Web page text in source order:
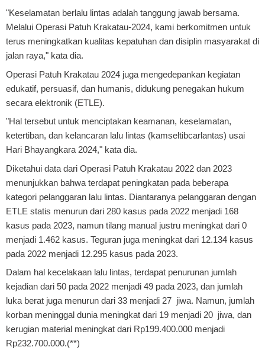
"Keselamatan berlalu lintas adalah tanggung jawab bersama.
Melalui Operasi Patuh Krakatau-2024, kami berkomitmen untuk
terus meningkatkan kualitas kepatuhan dan disiplin masyarakat di
jalan raya," kata dia.
Operasi Patuh Krakatau 2024 juga mengedepankan kegiatan
edukatif, persuasif, dan humanis, didukung penegakan hukum
secara elektronik (ETLE).
"Hal tersebut untuk menciptakan keamanan, keselamatan,
ketertiban, dan kelancaran lalu lintas (kamseltibcarlantas) usai
Hari Bhayangkara 2024," kata dia.
Diketahui data dari Operasi Patuh Krakatau 2022 dan 2023
menunjukkan bahwa terdapat peningkatan pada beberapa
kategori pelanggaran lalu lintas. Diantaranya pelanggaran dengan
ETLE statis menurun dari 280 kasus pada 2022 menjadi 168
kasus pada 2023, namun tilang manual justru meningkat dari 0
menjadi 1.462 kasus. Teguran juga meningkat dari 12.134 kasus
pada 2022 menjadi 12.295 kasus pada 2023.
Dalam hal kecelakaan lalu lintas, terdapat penurunan jumlah
kejadian dari 50 pada 2022 menjadi 49 pada 2023, dan jumlah
luka berat juga menurun dari 33 menjadi 27 jiwa. Namun, jumlah
korban meninggal dunia meningkat dari 19 menjadi 20 jiwa, dan
kerugian material meningkat dari Rp199.400.000 menjadi
Rp232.700.000.(**)